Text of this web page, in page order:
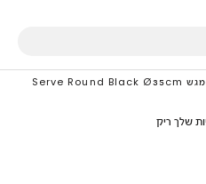
מגש Serve Round Black Ø35cm
שלך ריק